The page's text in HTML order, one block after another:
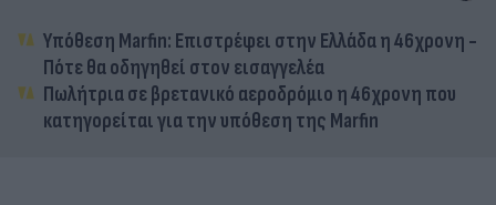
Υπόθεση Marfin: Επιστρέφει στην Ελλάδα η 46χρονη -
Πότε θα οδηγηθεί στον εισαγγελέα
Πωλήτρια σε βρετανικό αεροδρόμιο η 46χρονη που
κατηγορείται για την υπόθεση της Marfin